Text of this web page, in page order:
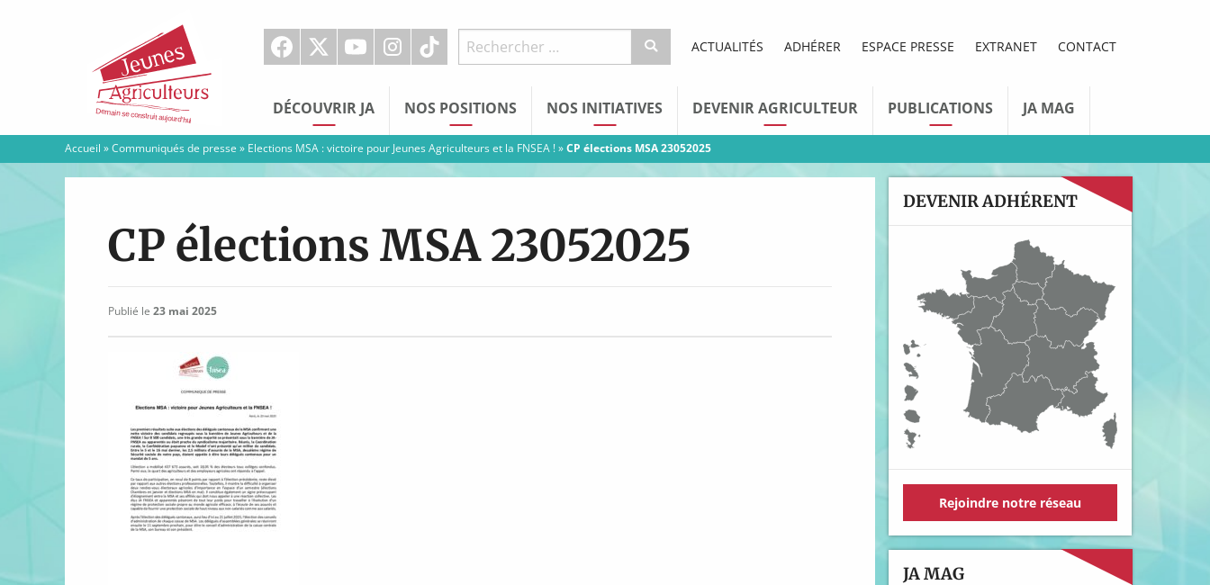
Agriculteurs
ACTUALITÉS ADHÉRER ESPACE PRESSE EXTRANET CONTACT
DÉCOUVRIR JA NOS POSITIONS NOS INITIATIVES DEVENIR AGRICULTEUR PUBLICATIONS JA MAG
Accueil »Communiqués de presse » Elections MSA : victoire pour Jeunes Agriculteurs et la FNSEA !»CP élections MSA 23052025
CP élections MSA 23052025
Publié le 23 mai 2025
DEVENIR ADHÉRENT
Rejoindre notre réseau
JA MAG